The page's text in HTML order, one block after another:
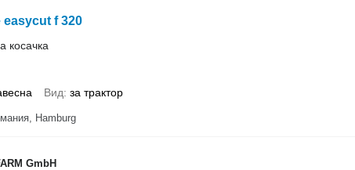
easycut f 320
косачка
Вид за трактор
Hamburg
GmbH